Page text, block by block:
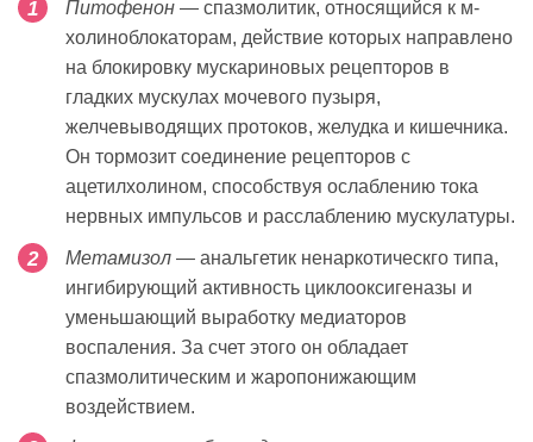
Питофенон — спазмолитик, относящийся к м-
холиноблокаторам, действие которых направлено
на блокировку мускариновых рецепторов в
гладких мускулах мочевого пузыря,
желчевыводящих протоков, желудка и кишечника.
Он тормозит соединение рецепторов с
ацетилхолином, способствуя ослаблению тока
нервных импульсов и расслаблению мускулатуры.
Метамизол — анальгетик ненаркотическго типа,
ингибирующий активность циклооксигеназы и
уменьшающий выработку медиаторов
воспаления. За счет этого он обладает
спазмолитическим и жаропонижающим
воздействием.